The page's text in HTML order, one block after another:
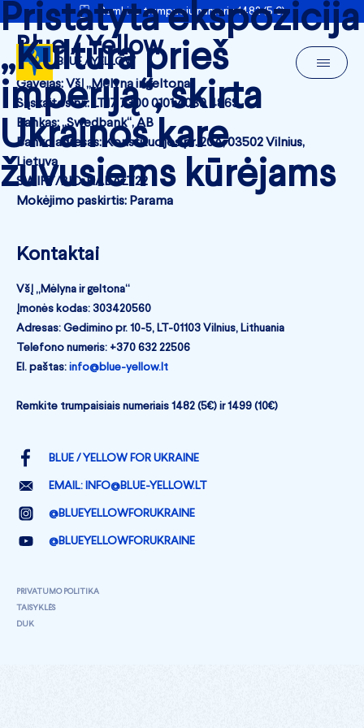
Remkite trumpuoju numeriu 1482 (5 €)
BLUE / YELLOW
Pristatyta ekspozicija
„Kultūra prieš
imperiją“, skirta
Ukrainos kare
žuvusiems kūrėjams
Blue / Yellow
Gavėjas: VšĮ „Mėlyna ir geltona“
Sąskaitos nr.: LT17 7300 0101 4089 4869
Bankas: „Swedbank“, AB
Banko adresas: Konstitucijos pr. 20A, 03502 Vilnius,
Lietuva
SWIFT/BIC: HABALT22
Mokėjimo paskirtis: Parama
Kontaktai
VšĮ „Mėlyna ir geltona“
Įmonės kodas: 303420560
Adresas: Gedimino pr. 10-5, LT-01103 Vilnius, Lithuania
Telefono numeris: +370 632 22506
El. paštas: info@blue-yellow.lt
Remkite trumpaisiais numeriais 1482 (5€) ir 1499 (10€)
BLUE / YELLOW FOR UKRAINE
EMAIL: INFO@BLUE-YELLOW.LT
@BLUEYELLOWFORUKRAINE
@BLUEYELLOWFORUKRAINE
PRIVATUMO POLITIKA
TAISYKLĖS
DUK